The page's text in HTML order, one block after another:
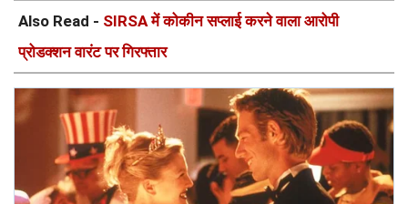
Also Read - SIRSA में कोकीन सप्लाई करने वाला आरोपी
प्रोडक्शन वारंट पर गिरफ्तार